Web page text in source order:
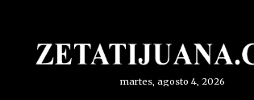
martes, agosto 4, 2026